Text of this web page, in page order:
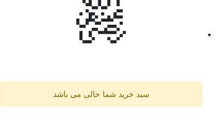
سبد خرید شما خالی می باشد